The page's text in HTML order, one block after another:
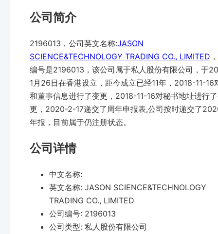
公司简介
2196013，公司英文名称:JASON
SCIENCE&TECHNOLOGY TRADING CO., LIMITED
编号是2196013，该公司属于私人股份有限公司，于
1月26日在香港设立，距今成立已经11年，2018-11-16
和董事信息进行了变更，2018-11-16对秘书地址进行
更，2020-2-17递交了周年申报表,公司按时递交了
年报，目前属于仍注册状态。
公司详情
中文名称:
英文名称: JASON SCIENCE&TECHNOLOGY
TRADING CO., LIMITED
公司编号: 2196013
公司类型: 私人股份有限公司